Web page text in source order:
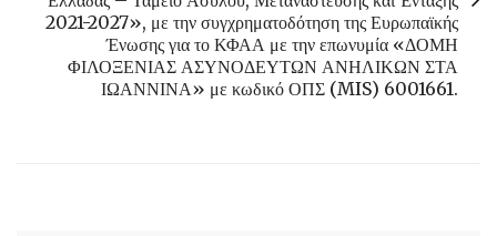
2021-2027», με την συγχρηματοδότηση της Ευρωπαϊκής
Ένωσης για το ΚΦΑΑ με την επωνυμία «ΔΟΜΗ
ΦΙΛΟΞΕΝΙΑΣ ΑΣΥΝΟΔΕΥΤΩΝ ΑΝΗΛΙΚΩΝ ΣΤΑ
ΙΩΑΝΝΙΝΑ» με κωδικό ΟΠΣ (MIS) 6001661.